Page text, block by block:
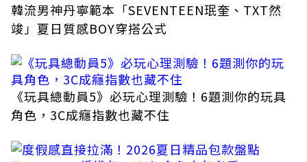
韓流男神丹寧範本「SEVENTEEN珉奎、TXT然
竣」夏日質感BOY穿搭公式
《玩具總動員5》必玩心理測驗！6題測你的玩具
角色，3C成癮指數也藏不住